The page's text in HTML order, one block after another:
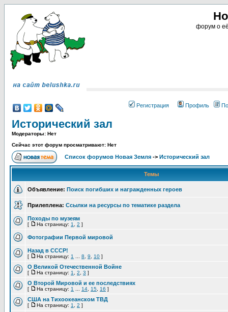
форум о
Регистрация Профиль
Исторический зал
Модераторы: Нет
Сейчас этот форум просматривают: Нет
Список форумов Новая Земля -> Исторический зал
Темы
Объявление: Поиск погибших и награжденных героев
Прилеплена: Ссылки на ресурсы по тематике раздела
Походы по музеям
[ На страницу: 1 2 ]
Фотографии Первой мировой
Назад в СССР!
[ На страницу: 1 8 9 10 ]
О Великой Отечественной Войне
[ На страницу: 1 2 3 ]
О Второй Мировой и ее последствиях
[ На страницу: 1 14 15 16 ]
США на Тихоокеанском ТВД
[ На страницу: 1 2 ]